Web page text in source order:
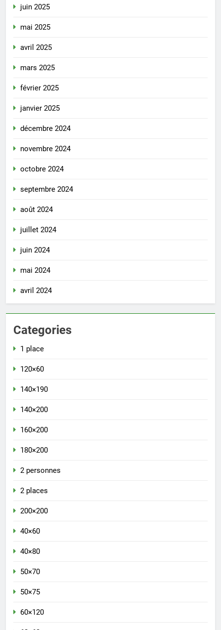
juin 2025
mai 2025
avril 2025
mars 2025
février 2025
janvier 2025
décembre 2024
novembre 2024
octobre 2024
septembre 2024
août 2024
juillet 2024
juin 2024
mai 2024
avril 2024
Categories
1 place
120×60
140×190
140×200
160×200
180×200
2 personnes
2 places
200×200
40×60
40×80
50×70
50×75
60×120